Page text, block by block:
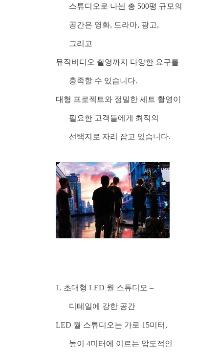
스튜디오로 나뉜 총 500평 규모의
공간은 영화, 드라마, 광고,
그리고
뮤직비디오 촬영까지 다양한 요구를
충족할 수 있습니다.
대형 프로젝트와 정밀한 세트 촬영이
필요한 고객들에게 최적의
선택지로 자리 잡고 있습니다.
1. 초대형 LED 월 스튜디오 –
디테일에 강한 공간
LED 월 스튜디오는 가로 15미터,
높이 4미터에 이르는 압도적인